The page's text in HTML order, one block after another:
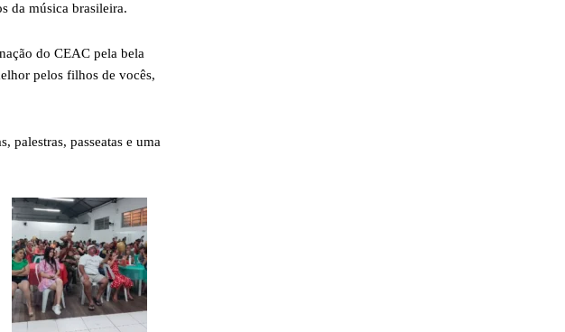
da música brasileira.
do CEAC pela bela
pelos filhos de vocês,
palestras, passeatas e uma